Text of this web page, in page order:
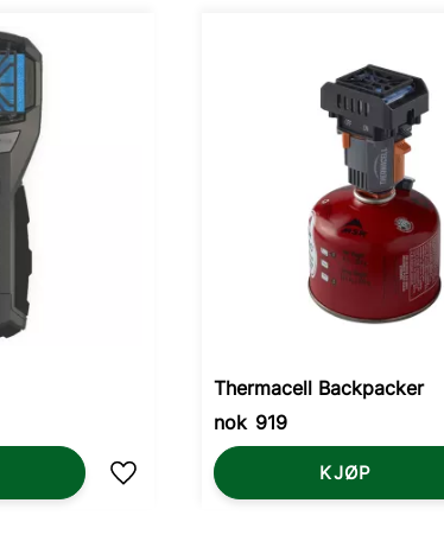
Lagre som favoritt
Thermacell Backpacker
nok 919
KJØP